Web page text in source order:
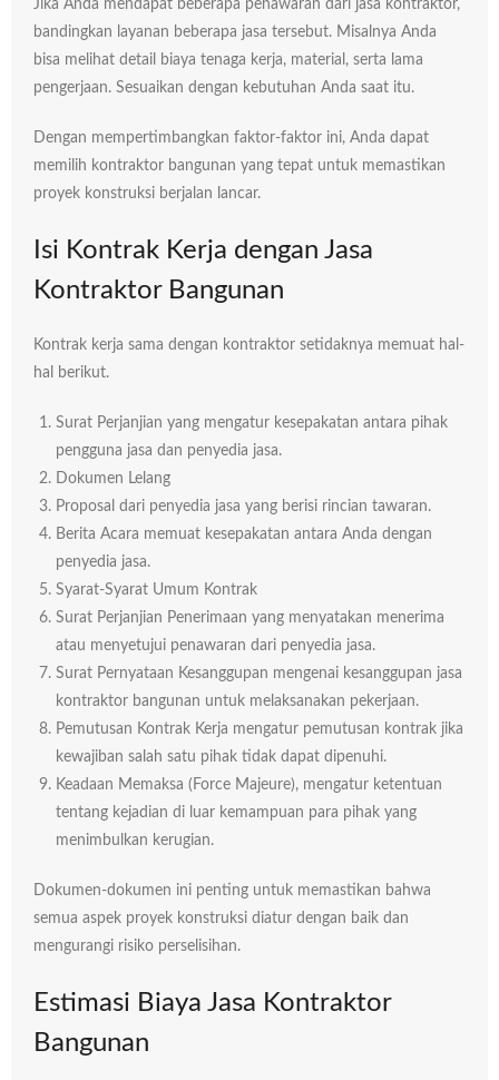
Jika Anda mendapat beberapa penawaran dari jasa kontraktor,
bandingkan layanan beberapa jasa tersebut. Misalnya Anda
bisa melihat detail biaya tenaga kerja, material, serta lama
pengerjaan. Sesuaikan dengan kebutuhan Anda saat itu.
Dengan mempertimbangkan faktor-faktor ini, Anda dapat
memilih kontraktor bangunan yang tepat untuk memastikan
proyek konstruksi berjalan lancar.
Isi Kontrak Kerja dengan Jasa
Kontraktor Bangunan
Kontrak kerja sama dengan kontraktor setidaknya memuat hal-
hal berikut.
Surat Perjanjian yang mengatur kesepakatan antara pihak
pengguna jasa dan penyedia jasa.
Dokumen Lelang
Proposal dari penyedia jasa yang berisi rincian tawaran.
Berita Acara memuat kesepakatan antara Anda dengan
penyedia jasa.
Syarat-Syarat Umum Kontrak
Surat Perjanjian Penerimaan yang menyatakan menerima
atau menyetujui penawaran dari penyedia jasa.
Surat Pernyataan Kesanggupan mengenai kesanggupan jasa
kontraktor bangunan untuk melaksanakan pekerjaan.
Pemutusan Kontrak Kerja mengatur pemutusan kontrak jika
kewajiban salah satu pihak tidak dapat dipenuhi.
Keadaan Memaksa (Force Majeure), mengatur ketentuan
tentang kejadian di luar kemampuan para pihak yang
menimbulkan kerugian.
Dokumen-dokumen ini penting untuk memastikan bahwa
semua aspek proyek konstruksi diatur dengan baik dan
mengurangi risiko perselisihan.
Estimasi Biaya Jasa Kontraktor
Bangunan